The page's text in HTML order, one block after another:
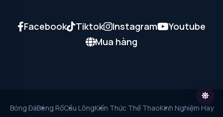
Facebook Tiktok Instagram
Youtube
Mua hàng
Bóng ĐáBóng RổCầu LôngKiến Thức Thể ThaoKinh Nghiệm Hay